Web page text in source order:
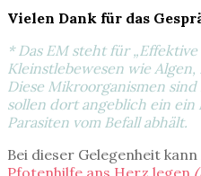
Vielen Dank für das
* Das EM steht für
Kleinstlebewesen wie
Diese Mikroorganismen
sollen dort angeblich ein ein
Parasiten vom Befall abhält.
Bei dieser Gelegenheit